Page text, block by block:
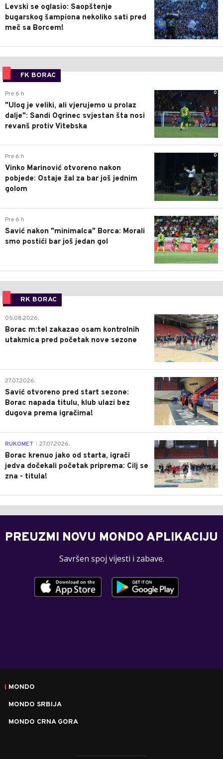
Levski se oglasio: Saopštenje
bugarskog šampiona nekoliko sati pred
meč sa Borcem!
FK BORAC
0
Pre 6 h
"Ulog je veliki, ali vjerujemo u prolaz
dalje": Sandi Ogrinec svjestan šta nosi
revanš protiv Vitebska
0
Pre 6 h
Vinko Marinović otvoreno nakon
pobjede: Ostaje žal za bar još jednim
golom
0
Pre 6 h
Savić nakon "minimalca" Borca: Morali
smo postići bar još jedan gol
RK BORAC
0
05.08.2026.
Borac m:tel zakazao osam kontrolnih
utakmica pred početak nove sezone
0
27.07.2026.
Savić otvoreno pred start sezone:
Borac napada titulu, klub ulazi bez
dugova prema igračima!
0
RUKOMET 27.07.2026.
Borac krenuo jako od starta, igrači
jedva dočekali početak priprema: Cilj se
zna - titula!
PREUZMI NOVU MONDO APLIKACIJU
Savršen spoj vijesti i zabave.
MONDO
MONDO SRBIJA
MONDO CRNA GORA